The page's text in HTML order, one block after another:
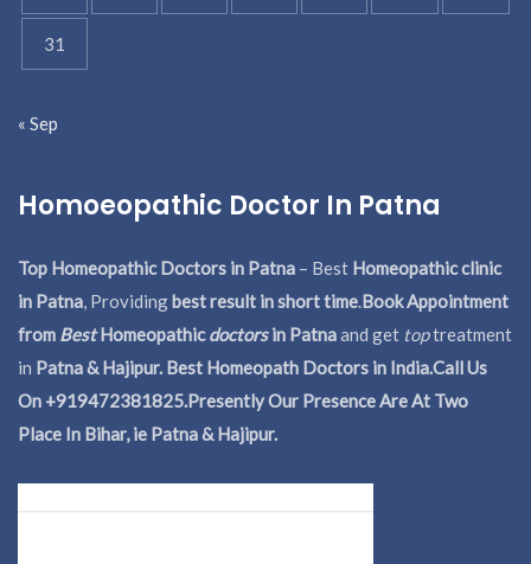
31
« Sep
Homoeopathic Doctor In Patna
Top Homeopathic Doctors in Patna – Best Homeopathic clinic
in Patna, Providingbest result in short time.Book Appointment
from BestHomeopathicdoctorsin Patnaand get toptreatment
in Patna & Hajipur. Best Homeopath Doctors in India.Call Us
On +919472381825.Presently Our Presence Are At Two
Place In Bihar, ie Patna & Hajipur.